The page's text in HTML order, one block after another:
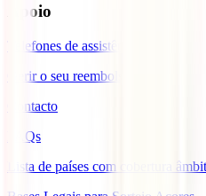
Apoio
Telefones de assistência
Gerir o seu reembolso
Contacto
FAQs
Lista de países com cobertura